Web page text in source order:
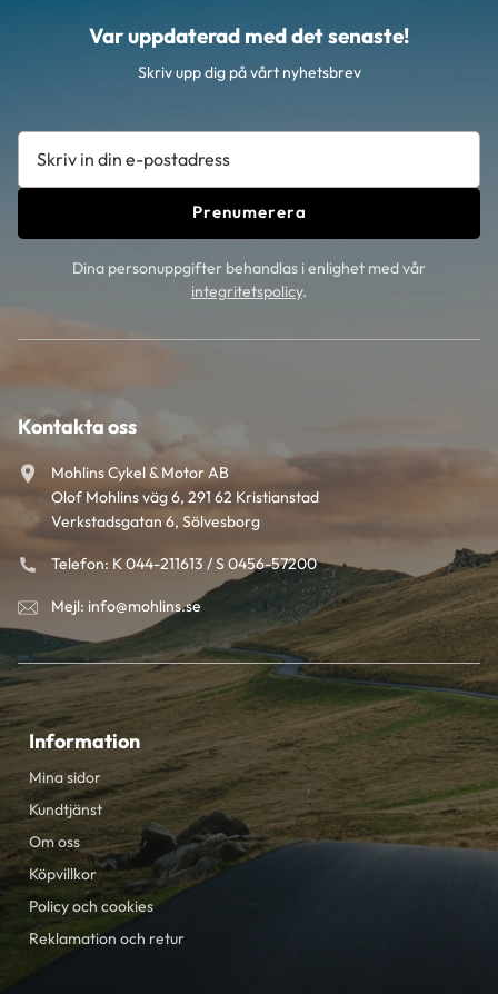
Var uppdaterad med det senaste!
Skriv upp dig på vårt nyhetsbrev
Prenumerera
Dina personuppgifter behandlas i enlighet med vår
integritetspolicy.
Kontakta oss
Mohlins Cykel & Motor AB
Olof Mohlins väg 6, 291 62 Kristianstad
Verkstadsgatan 6, Sölvesborg
Telefon: K 044-211613 / S 0456-57200
Mejl: info@mohlins.se
Information
Mina sidor
Kundtjänst
Om oss
Köpvillkor
Policy och cookies
Reklamation och retur